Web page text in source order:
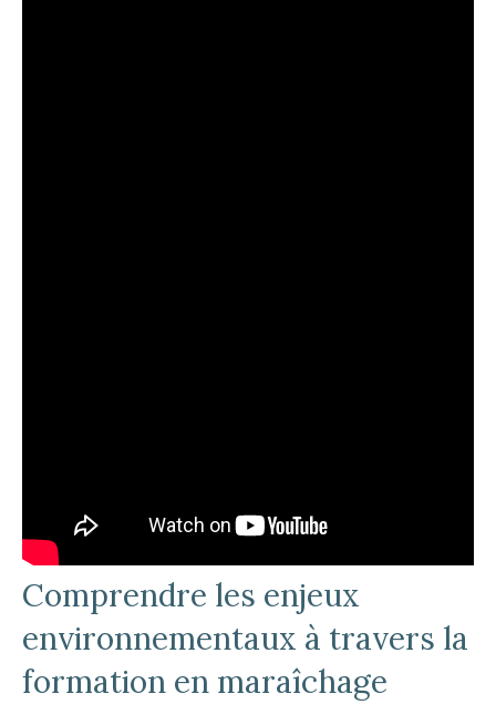
Comprendre les enjeux
environnementaux à travers la
formation en maraîchage